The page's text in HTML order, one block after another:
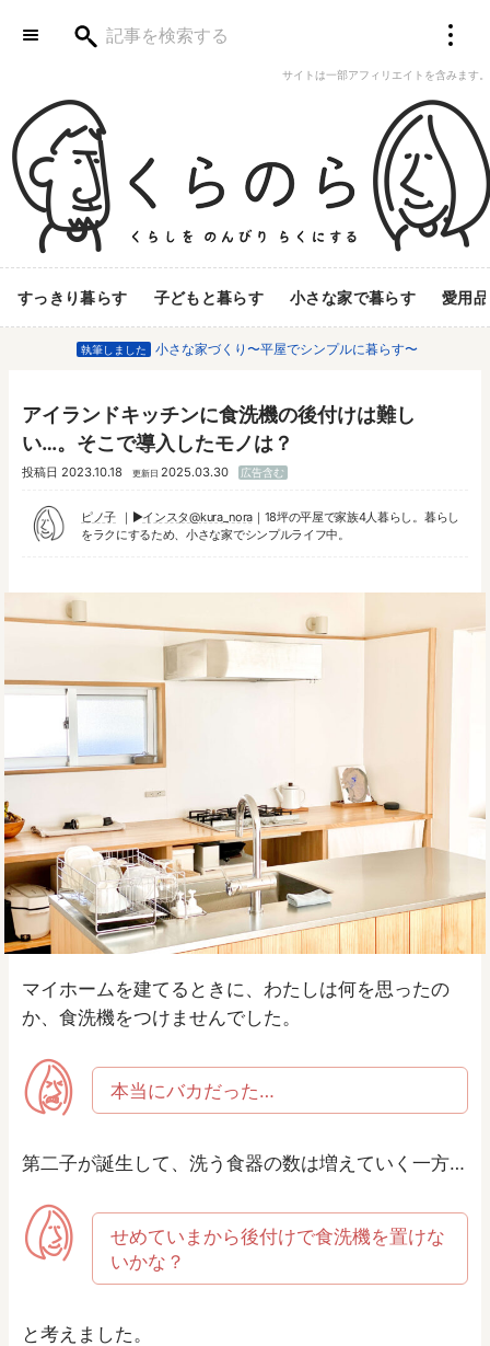
サイトは一部アフィリエイトを含みます。
すっきり暮らす 子どもと暮らす 小さな家で暮らす 愛用品
執筆しました 小さな家づくり〜平屋でシンプルに暮らす〜
アイランドキッチンに食洗機の後付けは難し
い…。そこで導入したモノは？
投稿日 2023.10.18 更新日 2025.03.30 広告含む
ピノ子 ▶︎インスタ@kura_nora｜18坪の平屋で家族4人暮らし。暮らし
をラクにするため、小さな家でシンプルライフ中。
マイホームを建てるときに、わたしは何を思ったの
か、食洗機をつけませんでした。
本当にバカだった…
第二子が誕生して、洗う食器の数は増えていく一方…
せめていまから後付けで食洗機を置けな
いかな？
と考えました。